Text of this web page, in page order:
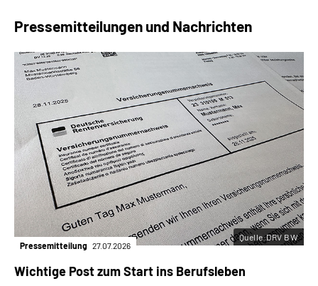
Pressemitteilungen und Nachrichten
Pressemitteilung 27.07.2026
Wichtige Post zum Start ins Berufsleben
Quelle:DRV BW